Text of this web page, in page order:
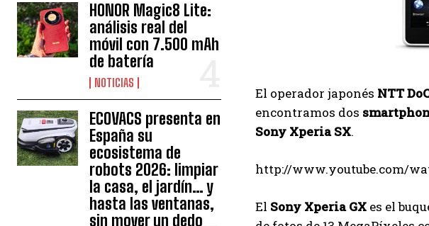
HONOR Magic8 Lite:
análisis real del
móvil con 7.500 mAh
de batería
NOTICIAS
ECOVACS presenta en
España su
ecosistema de
robots 2026: limpiar
la casa, el jardín… y
hasta las ventanas,
sin mover un dedo
El operador japonés NTT
encontramos dos
Sony Xperia SX.
http://www.youtube.com/
El Sony Xperia GX es el